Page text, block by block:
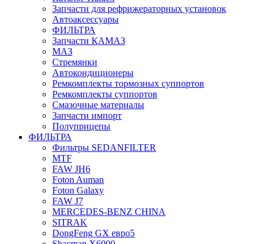
Запчасти для рефрижераторных установок
Автоаксессуары
ФИЛЬТРА
Запчасти КАМАЗ
МАЗ
Стремянки
Автокондиционеры
Ремкомплекты тормозных суппортов
Ремкомплекты суппортов
Смазочные материалы
Запчасти импорт
Полуприцепы
ФИЛЬТРА
Фильтры SEDANFILTER
MTF
FAW JH6
Foton Auman
Foton Galaxy
FAW J7
MERCEDES-BENZ CHINA
SITRAK
DongFeng GX евро5